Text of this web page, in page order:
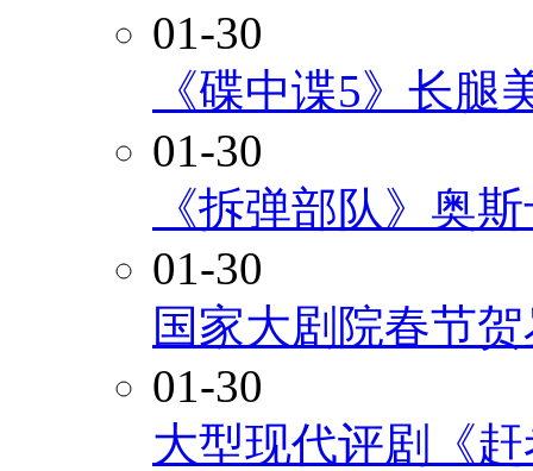
01-30
《碟中谍5》长腿
01-30
《拆弹部队》奥
01-30
国家大剧院春节
01-30
大型现代评剧《